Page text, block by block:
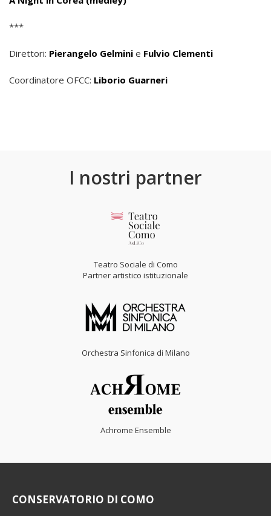
***
Direttori: Pierangelo Gelmini e Fulvio Clementi
Coordinatore OFCC: Liborio Guarneri
I nostri partner
Teatro Sociale di Como
Partner artistico istituzionale
Orchestra Sinfonica di Milano
Achrome Ensemble
CONSERVATORIO DI COMO